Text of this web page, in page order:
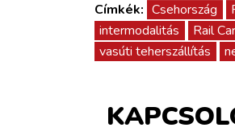
Címkék: Csehország
intermodalitás
Rail
vasúti teherszállítás